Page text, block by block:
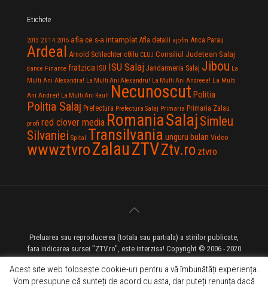
Etichete
2013 2014 2015 afla ce s-a intamplat Afla detalii ajofm Anca Parau
Ardeal Arnold Schlachter c8ilu CLUJ Consiliul Judetean Salaj
dance Finante fratzica ISU ISU Salaj Jandarmeria Salaj Jibou La
Multi Ani Alexandra! La Multi Ani Alexandru! La Multi Ani Andreea! La Multi
Ani Andrei! La Multi Ani Raul! Necunoscut Politia
Politia Salaj Prefectura Prefectura Salaj Primaria Primaria Zalau
profi red clover media RomaniaSalaj Simleu
Silvaniei Spital Transilvania unguru bulan Video
wwwztvroZalauZTVZtv.ro ztvro
Preluarea sau reproducerea (totala sau partiala) a stirilor publicate,
fara indicarea sursei "ZTV.ro", este interzisa! Copyright © 2006 - 2020
ZTV.ro - Televiziune pe Internet - Zalau TV
Acest site web folosește cookie-uri pentru a vă îmbunătăți experiența.
Vom presupune că sunteți de acord cu asta, dar puteți renunța dacă